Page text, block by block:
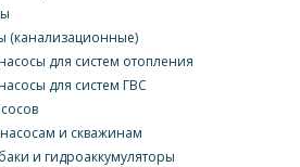
(канализационные)
для систем отопления
для систем ГВС
и скважинам
и гидроаккумуляторы